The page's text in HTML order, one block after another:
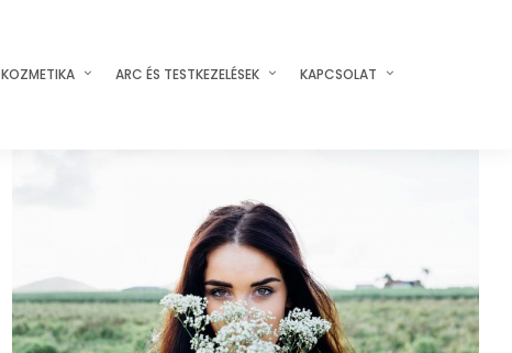
KOZMETIKA ARC ÉS TESTKEZELÉSEK KAPCSOLAT